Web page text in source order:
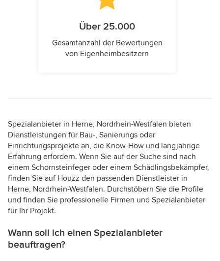
Über 25.000
Gesamtanzahl der Bewertungen
von Eigenheimbesitzern
Spezialanbieter in Herne, Nordrhein-Westfalen bieten
Dienstleistungen für Bau-, Sanierungs oder
Einrichtungsprojekte an, die Know-How und langjährige
Erfahrung erfordern. Wenn Sie auf der Suche sind nach
einem Schornsteinfeger oder einem Schädlingsbekämpfer,
finden Sie auf Houzz den passenden Dienstleister in
Herne, Nordrhein-Westfalen. Durchstöbern Sie die Profile
und finden Sie professionelle Firmen und Spezialanbieter
für Ihr Projekt.
Wann soll ich einen Spezialanbieter
beauftragen?